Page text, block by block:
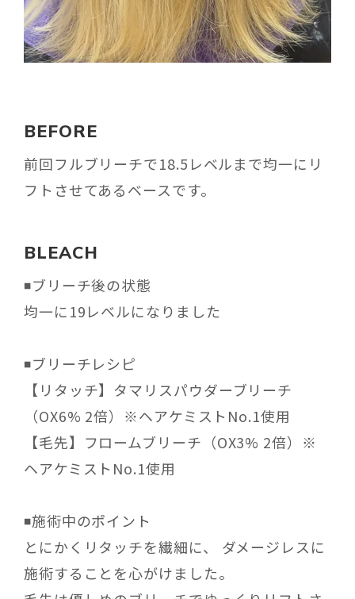
BEFORE
前回フルブリーチで18.5レベルまで均一にリ
フトさせてあるベースです。
BLEACH
◾️ブリーチ後の状態
均一に19レベルになりました
◾️ブリーチレシピ
【リタッチ】タマリスパウダーブリーチ
（OX6% 2倍）※ヘアケミストNo.1使用
【毛先】フロームブリーチ（OX3% 2倍）※
ヘアケミストNo.1使用
◾️施術中のポイント
とにかくリタッチを繊細に、 ダメージレスに
施術することを心がけました。